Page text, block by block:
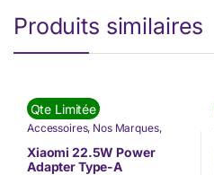
Produits similaires
Qte Limitée
Accessoires, Nos Marques,
Téléphonie & Tablette
XIAOMI
Xiaomi 22.5W Power
Adapter Type-A